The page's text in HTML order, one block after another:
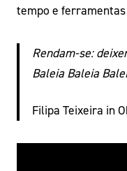
tempo e
Rendam-se:
Baleia Baleia
Filipa Teixeira in